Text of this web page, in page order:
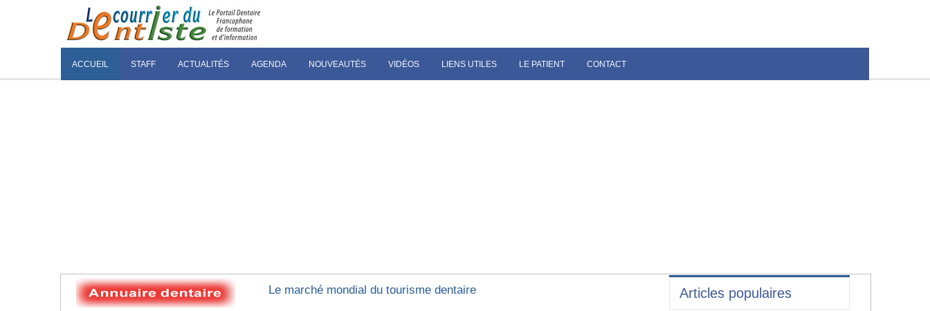
ACCUEIL STAFF ACTUALITÉS AGENDA NOUVEAUTÉS VIDÉOS LIENS UTILES LE PATIENT CONTACT
Le marché mondial du tourisme dentaire Articles populaires